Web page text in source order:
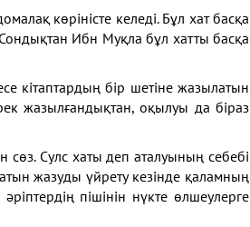
көріністе келеді. Бұл хат басқа
Ибн Муқла бұл хатты басқа
кітаптардың бір шетінежазылатын
жазылғандықтан, оқылуы да біраз
сөз. Сулс хаты деп аталуының себебі
жазуды үйрету кезінде қаламның
әріптердің пішінін нүктеөлшеулерге